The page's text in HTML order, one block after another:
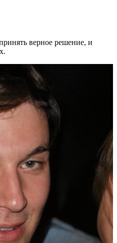
верное решение, и